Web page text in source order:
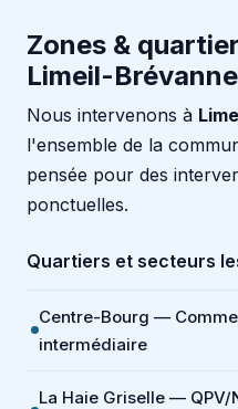
Zones &
Limeil-
Nous intervenons à
l'ensemble de la
pensée pour des
ponctuelles.
Quartiers et secteurs
Centre-Bourg —
intermédiaire
La Haie Griselle — QPV/